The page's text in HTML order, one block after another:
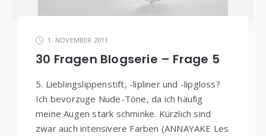
1. NOVEMBER 2011
30 Fragen Blogserie – Frage 5
5. Lieblingslippenstift, -lipliner und -lipgloss?
Ich bevorzuge Nude-Töne, da ich häufig
meine Augen stark schminke. Kürzlich sind
zwar auch intensivere Farben (ANNAYAKE Les